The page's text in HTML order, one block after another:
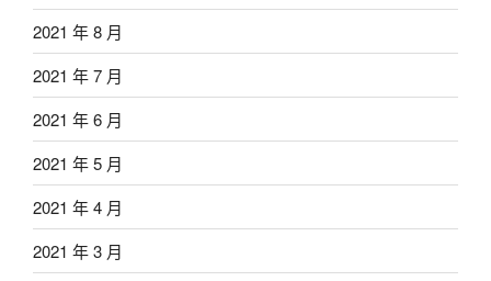
2021 年 8 月
2021 年 7 月
2021 年 6 月
2021 年 5 月
2021 年 4 月
2021 年 3 月